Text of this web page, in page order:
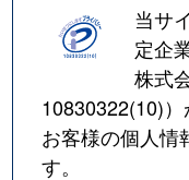
当サ
定企
株式
10830322(10)
お客様の個人情
す。